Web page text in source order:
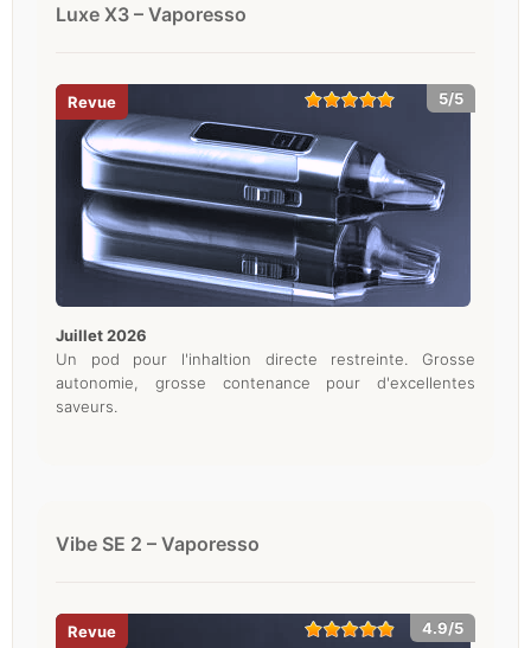
Luxe X3 – Vaporesso
5/5
juillet 2026
Un pod pour l'inhaltion directe restreinte. Grosse
autonomie, grosse contenance pour d'excellentes
saveurs.
Vibe SE 2 – Vaporesso
4.9/5